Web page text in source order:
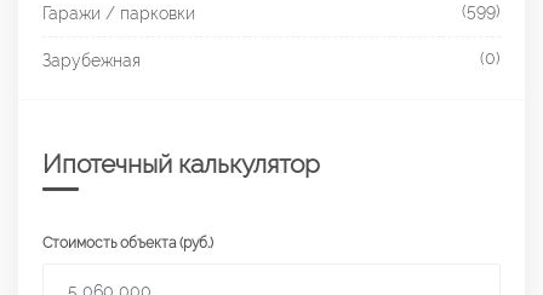
Гаражи / парковки (599)
Зарубежная (0)
Ипотечный калькулятор
Стоимость объекта (руб.)